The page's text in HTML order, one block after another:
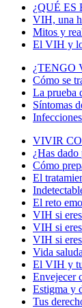
¿QUÉ ES
VIH, una
Mitos y
El VIH y
¿TENGO
Cómo se
La prueba
Síntomas
VIVIR
¿Has
Cómo
El
El reto
VIH si
VIH si
VIH si
Vida
El VIH y
Envejecer
Estigma y
Tus